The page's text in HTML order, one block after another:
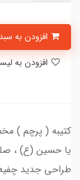
کتیبه ( پرچم )
یا حسین (ع) ،
طراحی جدید